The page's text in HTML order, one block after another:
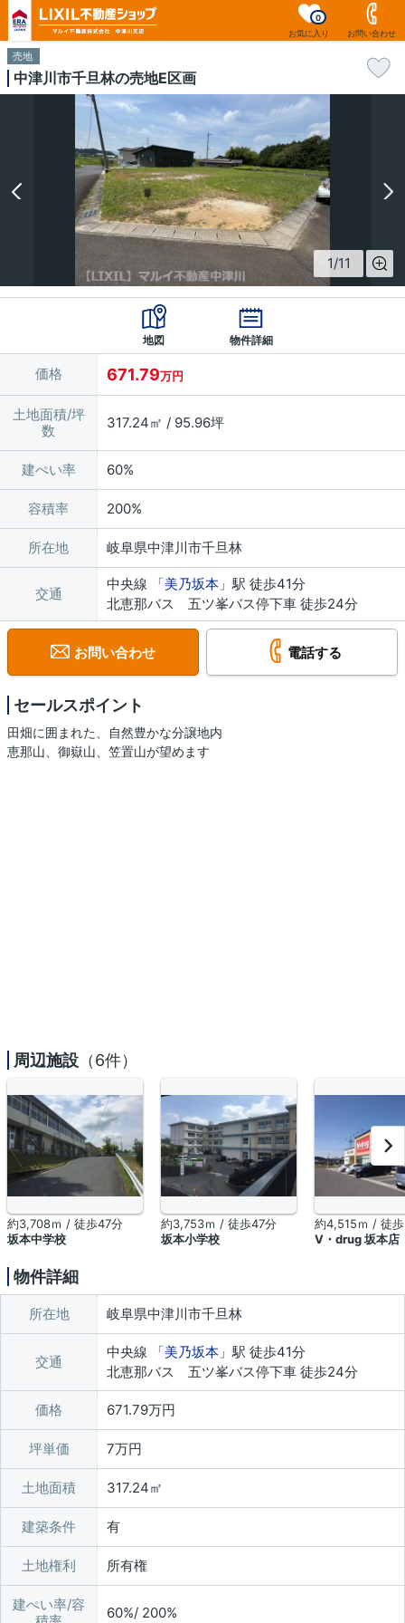
お気に入り
0
お問い合わせ
売地
中津川市千旦林の売地E区画
1/11
地図 物件詳細
価格 671.79万円
土地面積/坪
数
317.24㎡ / 95.96坪
建ぺい率 60%
容積率 200%
所在地 岐阜県中津川市千旦林
交通
中央線 「美乃坂本 」駅 徒歩41分
北恵那バス 五ツ峯バス停下車 徒歩24分
お問い合わせ 電話する
セールスポイント
田畑に囲まれた、自然豊かな分譲地内
恵那山、御嶽山、笠置山が望めます
周辺施設 （6件）
約3,708ｍ / 徒歩47分
坂本中学校
約3,753ｍ / 徒歩47分
坂本小学校
約4,515ｍ / 徒
V・drug 坂本店
物件詳細
所在地 岐阜県中津川市千旦林
交通
中央線 「美乃坂本 」駅 徒歩41分
北恵那バス 五ツ峯バス停下車 徒歩24分
価格 671.79万円
坪単価 7万円
土地面積 317.24㎡
建築条件 有
土地権利 所有権
建ぺい率/容
60%/ 200%